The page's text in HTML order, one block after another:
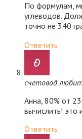
По формулам,
углеводов.
точно не 340
Ответить
счетовод
Анна, 80% от
вычислить! это
Ответить